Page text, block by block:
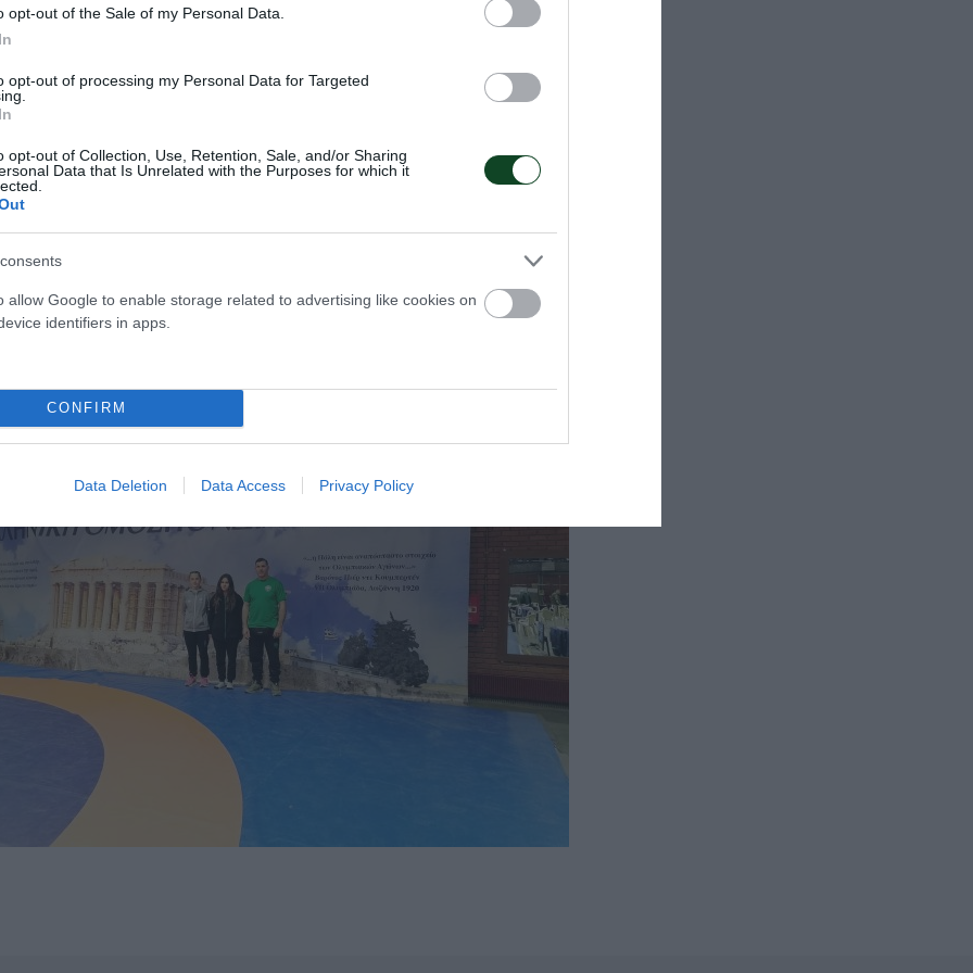
opt-out of the Sale of my Personal Data.
opt-out of processing my Personal Data for Targeted
opt-out of Collection, Use, Retention, Sale, and/or Sharing
Data that Is Unrelated with the Purposes for which it
allow Google to enable storage related to advertising like cookies on
identifiers in apps.
CONFIRM
Data Deletion Data Access Privacy Policy